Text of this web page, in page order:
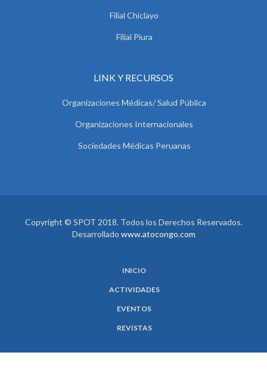
Filial Chiclayo
Filial Piura
LINK Y RECURSOS
Organizaciones Médicas/ Salud Pública
Organizaciones Internacionales
Sociedades Médicas Peruanas
Copyright © SPOT 2018. Todos los Derechos Reservados.
Desarrollado www.atocongo.com
INICIO
ACTIVIDADES
EVENTOS
REVISTAS